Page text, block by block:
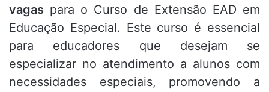
vagas para o Curso de Extensão EAD em
Educação Especial. Este curso é essencial
para educadores que desejam se
especializar no atendimento a alunos com
necessidades especiais, promovendo a